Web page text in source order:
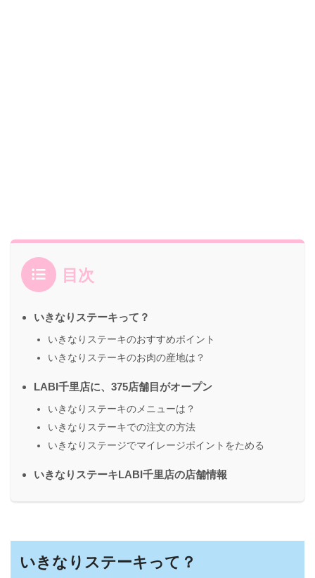
目次
いきなりステーキって？
いきなりステーキのおすすめポイント
いきなりステーキのお肉の産地は？
LABI千里店に、375店舗目がオープン
いきなりステーキのメニューは？
いきなりステーキでの注文の方法
いきなりステージでマイレージポイントをためる
いきなりステーキLABI千里店の店舗情報
いきなりステーキって？